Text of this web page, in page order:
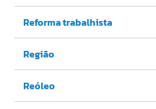
Reforma trabalhista
Região
Reóleo